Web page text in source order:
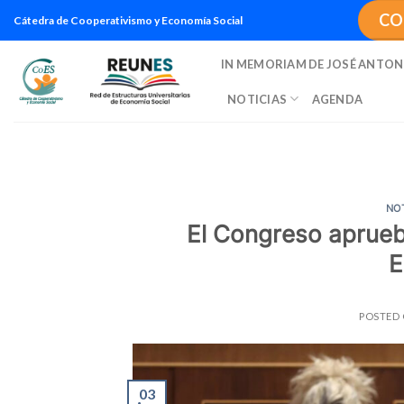
contenido
Cátedra de Cooperativismo y Economía Social
IN MEMORIAM DE JOSÉ
NOTICIAS AGENDA
El Congreso
03